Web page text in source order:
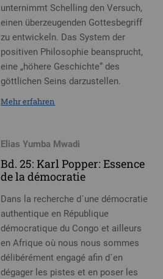
unternimmt Schelling den Versuch,
einen überzeugenden Gottesbegriff
zu entwickeln. Das System der
positiven Philosophie beansprucht,
eine „höhere Geschichte“ des
göttlichen Seins darzustellen.
Mehr erfahren
Elias Yumba Mwadi
Bd. 25: Karl Popper: Essence
de la démocratie
Dans la recherche d´une démocratie
authentique en République
démocratique du Congo et ailleurs
en Afrique où nous nous sommes
délibérément engagé afin d´en
dégager les pistes et en poser les